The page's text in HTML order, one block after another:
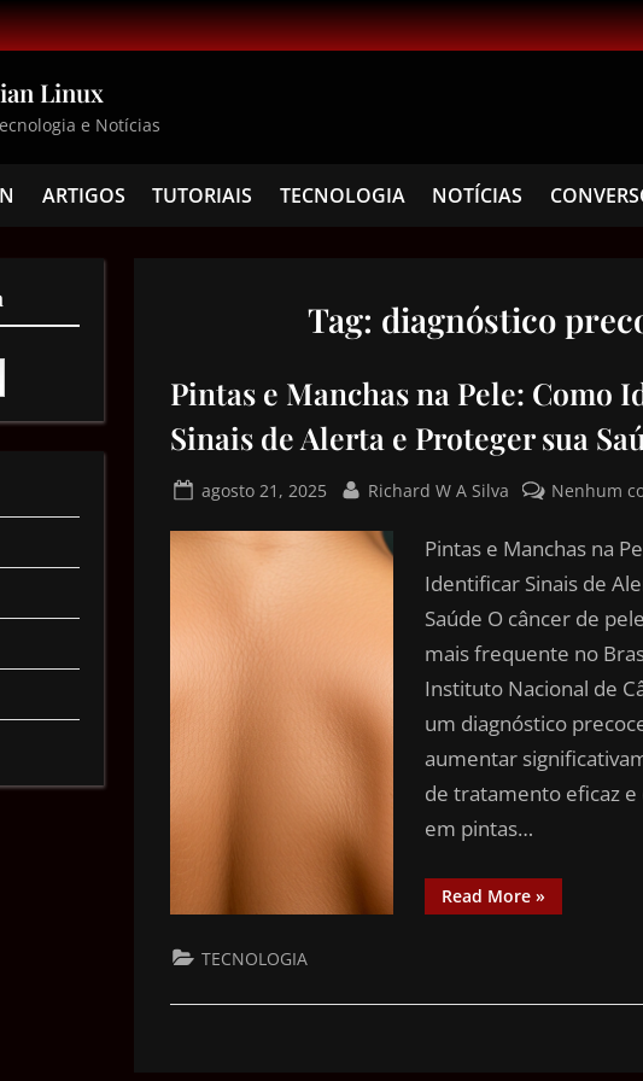
Linux
e Notícias
ARTIGOS TUTORIAIS TECNOLOGIA NOTÍCIAS
Tag: diagnóstico
Pintas e Manchas na Pele: Como
Sinais de Alerta e Proteger sua
agosto 21, 2025 Richard W A Silva Nenhum
Pintas e Manchas na
Identificar Sinais de
Saúde O câncer de
mais frequente no
Instituto Nacional de
um diagnóstico
aumentar
de tratamento eficaz e
em pintas…
Read More»
TECNOLOGIA